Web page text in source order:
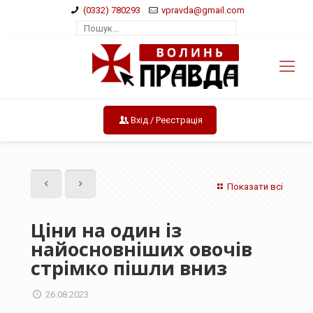
(0332) 780293 vpravda@gmail.com
Вхід / Реєстрація
Показати всі
Ціни на один із
найосновніших овочів
стрімко пішли вниз
26.08.2023